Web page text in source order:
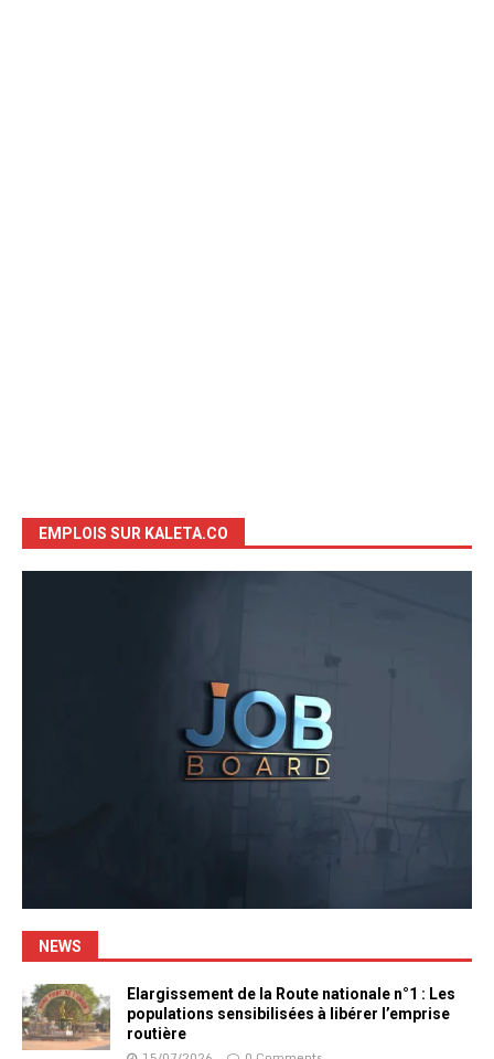
EMPLOIS SUR KALETA.CO
NEWS
Elargissement de la Route nationale n°1 : Les
populations sensibilisées à libérer l’emprise
routière